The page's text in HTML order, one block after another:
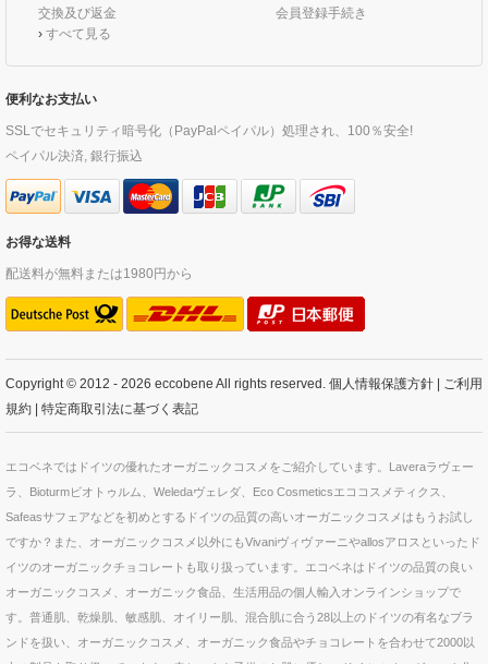
交換及び返金
› すべて見る
会員登録手続き
便利なお支払い
SSLでセキュリティ暗号化（PayPalペイパル）処理され、100％安全!
ペイパル決済, 銀行振込
お得な送料
配送料が無料または1980円から
Copyright © 2012 - 2026 eccobene All rights reserved. 個人情報保護方針 | ご利用
規約 | 特定商取引法に基づく表記
エコベネではドイツの優れたオーガニックコスメをご紹介しています。Laveraラヴェー
ラ、Bioturmビオトゥルム、Weledaヴェレダ、Eco Cosmeticsエココスメティクス、
Safeasサフェアなどを初めとするドイツの品質の高いオーガニックコスメはもうお試し
ですか？また、オーガニックコスメ以外にもVivaniヴィヴァーニやallosアロスといったド
イツのオーガニックチョコレートも取り扱っています。エコベネはドイツの品質の良い
オーガニックコスメ、オーガニック食品、生活用品の個人輸入オンラインショップで
す。普通肌、乾燥肌、敏感肌、オイリー肌、混合肌に合う28以上のドイツの有名なブラ
ンドを扱い、オーガニックコスメ、オーガニック食品やチョコレートを合わせて2000以